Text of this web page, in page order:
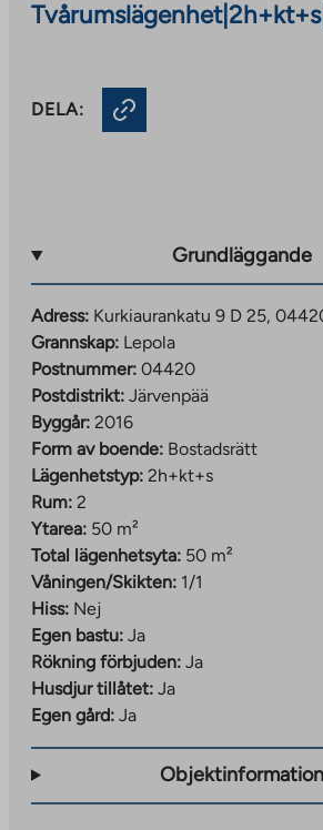
Tvårumslägenhet|2h+kt+s|
DELA:
Grundläggande
Adress: Kurkiaurankatu 9 D 25,
Grannskap: Lepola
Postnummer: 04420
Postdistrikt: Järvenpää
Byggår: 2016
Form av boende: Bostadsrätt
Lägenhetstyp: 2h+kt+s
Rum: 2
Ytarea: 50 m²
Total lägenhetsyta: 50 m²
Våningen/Skikten: 1/1
Hiss: Nej
Egen bastu: Ja
Rökning förbjuden: Ja
Husdjur tillåtet: Ja
Egen gård: Ja
Objektinformation